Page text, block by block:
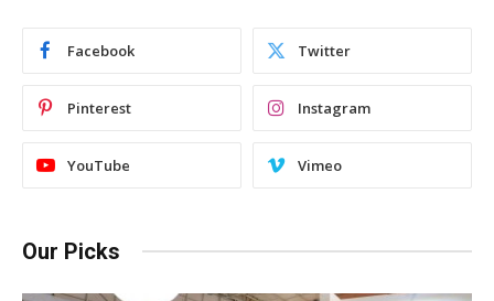
Facebook Twitter
Pinterest Instagram
YouTube Vimeo
Our Picks